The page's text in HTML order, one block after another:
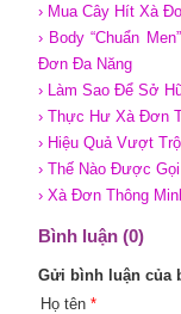
› Mua Cây Hít Xà
› Body “Chuẩn
Đơn Đa Năng
› Làm Sao Để Sở
› Thực Hư Xà Đơn
› Hiệu Quả Vượt
› Thế Nào Được
› Xà Đơn Thông
Bình luận (0)
Gửi bình luận của
Họ tên *